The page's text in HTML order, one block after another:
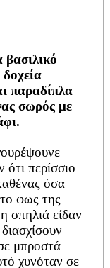
παραδίπλα
σωρός με
περίσσιο
όσα
φως της
σπηλιά είδαν
μπροστά
χυνόταν σε